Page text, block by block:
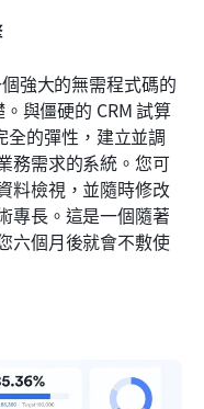
個強大的無需程式碼的
與僵硬的 CRM 試算
全的彈性，建立並調
務需求的系統。您可
料檢視，並隨時修改
專長。這是一個隨著
六個月後就會不敷使